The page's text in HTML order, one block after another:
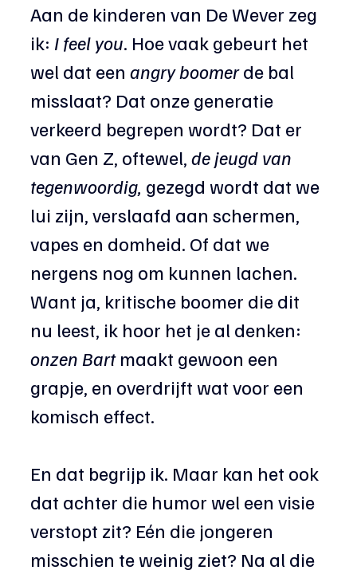
Aan de kinderen van De Wever zeg
ik: I feel you. Hoe vaak gebeurt het
wel dat een angry boomer de bal
misslaat? Dat onze generatie
verkeerd begrepen wordt? Dat er
van Gen Z, oftewel, de jeugd van
tegenwoordig, gezegd wordt dat we
lui zijn, verslaafd aan schermen,
vapes en domheid. Of dat we
nergens nog om kunnen lachen.
Want ja, kritische boomer die dit
nu leest, ik hoor het je al denken:
onzen Bart maakt gewoon een
grapje, en overdrijft wat voor een
komisch effect.
En dat begrijp ik. Maar kan het ook
dat achter die humor wel een visie
verstopt zit? Eén die jongeren
misschien te weinig ziet? Na al die